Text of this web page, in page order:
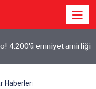
4.200'ü emniyet amirliği
Haberleri